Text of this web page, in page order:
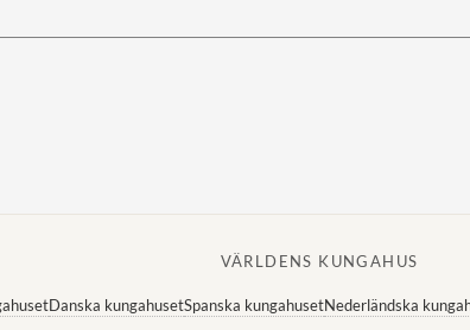
VÄRLDENS KUNGAHUS
Danska kungahusetSpanska kungahusetNederländska